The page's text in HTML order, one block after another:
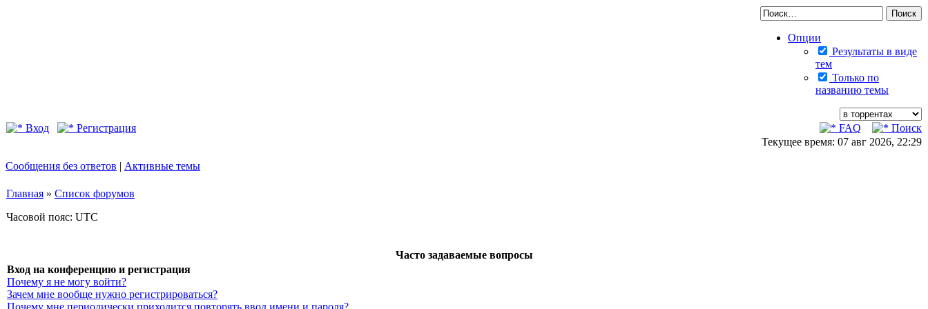
Опции
Результаты в виде
тем
Только по
названию темы
Вход Регистрация FAQ
Поиск
Текущее время: 07 авг 2026, 22:29
Сообщения без ответов | Активные темы
Главная » Список форумов
Часовой пояс: UTC
Часто задаваемые вопросы
Вход на конференцию и регистрация
Почему я не могу войти?
Зачем мне вообще нужно регистрироваться?
Почему мне периодически приходится повторять ввод имени и пароля?